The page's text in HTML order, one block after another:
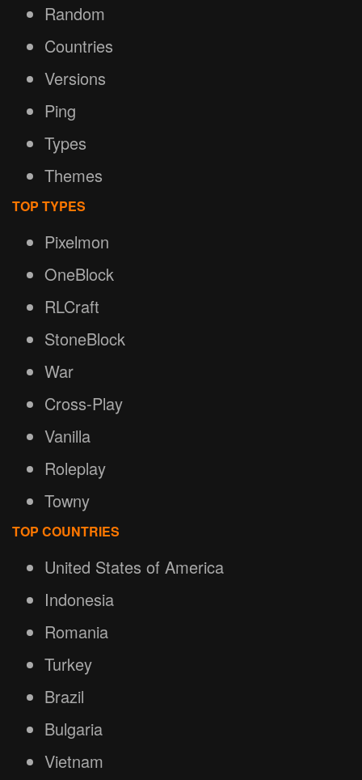
Random
Countries
Versions
Ping
Types
Themes
TOP TYPES
Pixelmon
OneBlock
RLCraft
StoneBlock
War
Cross-Play
Vanilla
Roleplay
Towny
TOP COUNTRIES
United States of America
Indonesia
Romania
Turkey
Brazil
Bulgaria
Vietnam